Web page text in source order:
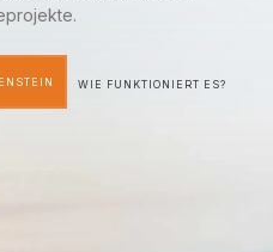
WIE FUNKTIONIERT ES?